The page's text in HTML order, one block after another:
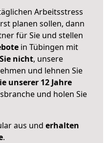
Arbeitsstress
planen sollen, dann
für Sie und stellen
in Tübingen mit
nicht, unsere
und lehnen Sie
unserer 12 Jahre
und holen Sie
aus und erhalten
.